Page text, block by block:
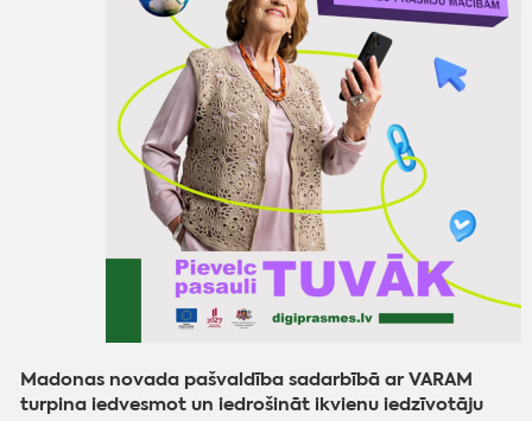
Madonas novada pašvaldība sadarbībā ar VARAM
turpina iedvesmot un iedrošināt ikvienu iedzīvotāju